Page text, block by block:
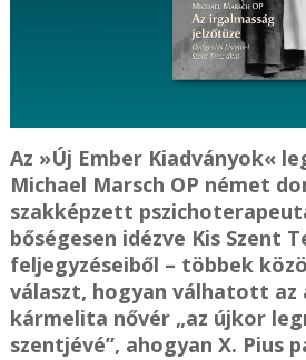
Az »Új Ember Kiadványok«
Michael Marsch OP német
szakképzett
bőségesen idézve Kis Szent
feljegyzéseiből – többek
választ, hogyan válhatott az
kármelita nővér „az újkor
szentjévé”, ahogyan X. Pius